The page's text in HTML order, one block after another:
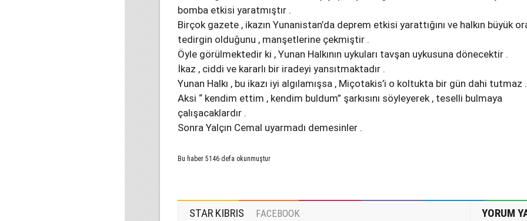
bomba etkisi yaratmıştır .
Birçok gazete , ikazın Yunanistan’da deprem etkisi yarattığını ve halkın büyük
tedirgin olduğunu , manşetlerine çekmiştir .
Öyle görülmektedir ki , Yunan Halkının uykuları tavşan uykusuna dönecektir .
İkaz , ciddi ve kararlı bir iradeyi yansıtmaktadır .
Yunan Halkı , bu ikazı iyi algılamışsa , Miçotakis’i o koltukta bir gün dahi tutmaz .
Aksi “ kendim ettim , kendim buldum” şarkısını söyleyerek , teselli bulmaya
çalışacaklardır .
Sonra Yalçın Cemal uyarmadı demesinler .
Bu haber 5146 defa okunmuştur
STAR KIBRIS FACEBOOK YORUM